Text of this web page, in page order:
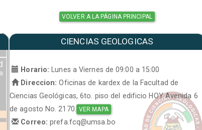
VOLVER A LA PÁGINA PRINCIPAL
CIENCIAS GEOLOGICAS
Horario:
Lunes a Viernes de 09:00 a 15:00
Direccion: Oficinas de kardex de la Facultad de
Ciencias Geológicas, 6to. piso del edificio HOY Avenida 6
de agosto No. 2170.
VER MAPA
Correo:prefa.fcq@umsa.bo